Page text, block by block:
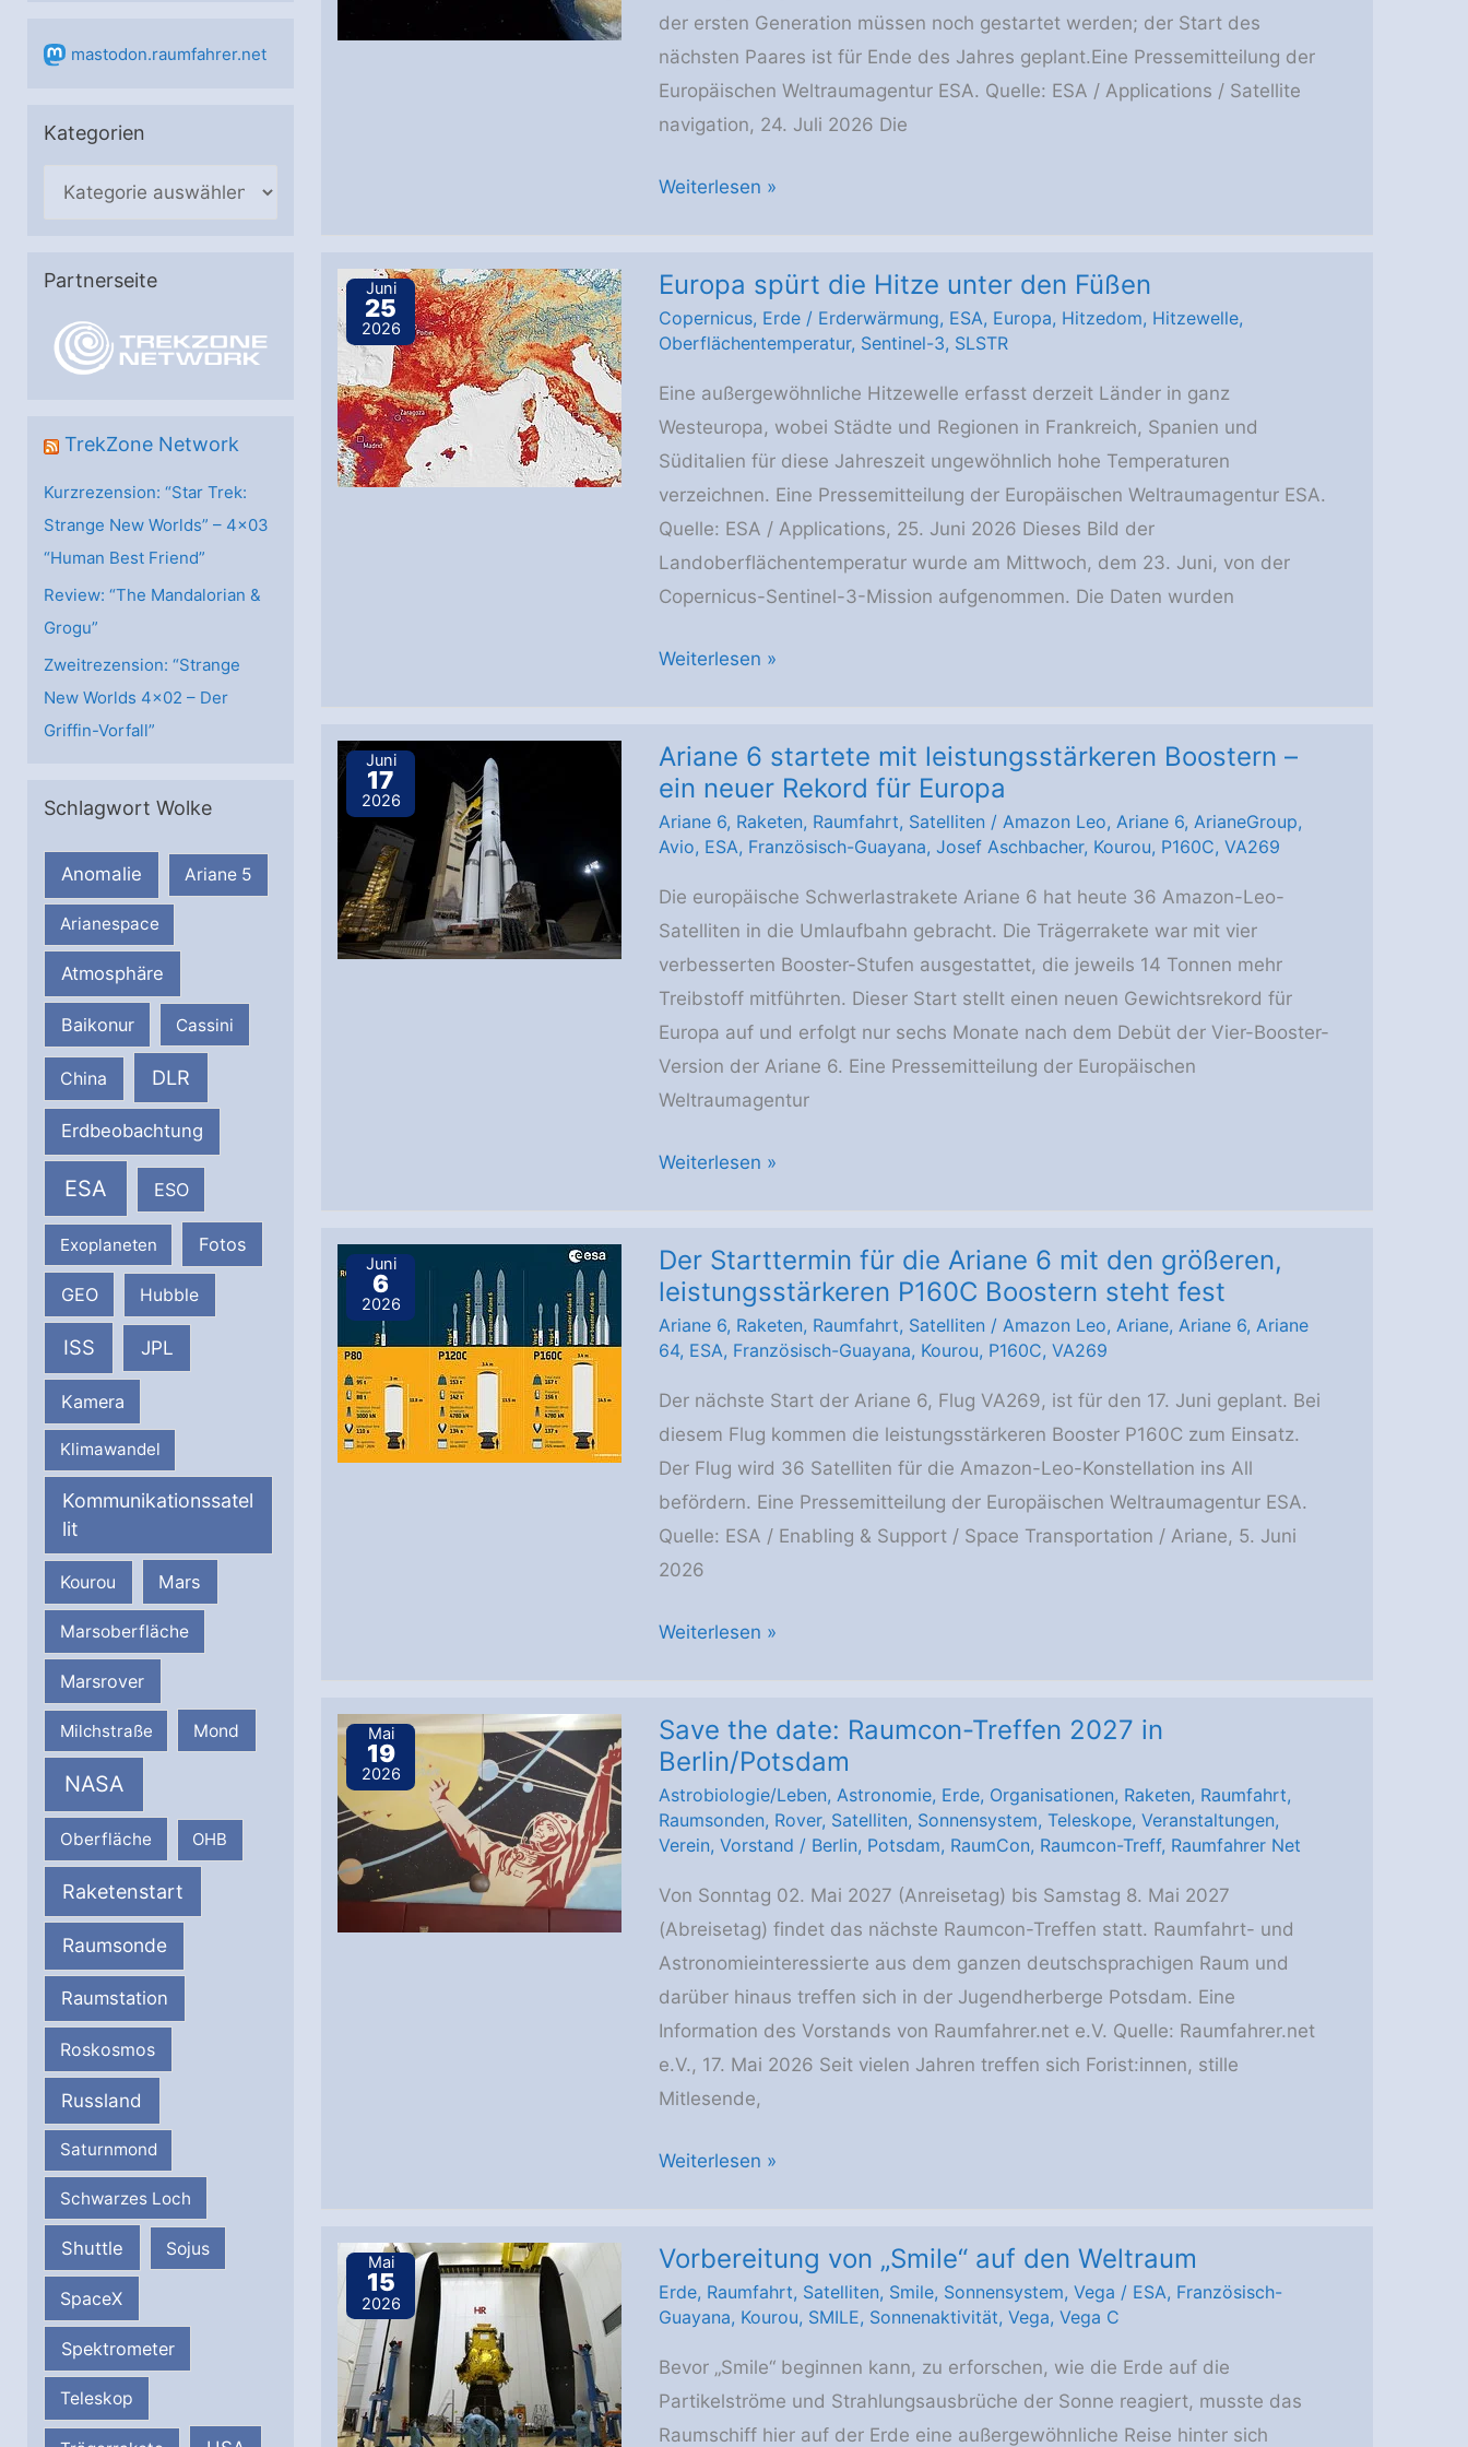
mastodon.raumfahrer.net
Kategorien
e
e
Partnerseite
TrekZone Network
Kurzrezension: “Star Trek:
Strange New Worlds” – 4×03
“Human Best Friend”
Review: “The Mandalorian &
Grogu”
Zweitrezension: “Strange
New Worlds 4×02 – Der
Griffin-Vorfall”
Schlagwort Wolke
Anomalie Ariane 5
Arianespace
Atmosphäre
Baikonur Cassini
China DLR
Erdbeobachtung
ESA ESO
Exoplaneten Fotos
GEO Hubble
ISS JPL
Kamera
Klimawandel
Kommunikationssatel
lit
Kourou Mars
Marsoberfläche
Marsrover
Milchstraße Mond
NASA
Oberfläche OHB
Raketenstart
Raumsonde
Raumstation
Roskosmos
Russland
Saturnmond
Schwarzes Loch
Shuttle Sojus
SpaceX
Spektrometer
Teleskop
der ersten Generation müssen noch gestartet werden; der Start des
nächsten Paares ist für Ende des Jahres geplant.Eine Pressemitteilung der
Europäischen Weltraumagentur ESA. Quelle: ESA / Applications / Satellite
navigation, 24. Juli 2026 Die
Zwei
Satelliten
nehmen
den
Betrieb
auf
Weiterlesen »
Juni
25
2026
Europa spürt die Hitze unter den Füßen
Copernicus, Erde/ Erderwärmung, ESA, Europa, Hitzedom, Hitzewelle,
Oberflächentemperatur, Sentinel-3, SLSTR
Eine außergewöhnliche Hitzewelle erfasst derzeit Länder in ganz
Westeuropa, wobei Städte und Regionen in Frankreich, Spanien und
Süditalien für diese Jahreszeit ungewöhnlich hohe Temperaturen
verzeichnen. Eine Pressemitteilung der Europäischen Weltraumagentur ESA.
Quelle: ESA / Applications, 25. Juni 2026 Dieses Bild der
Landoberflächentemperatur wurde am Mittwoch, dem 23. Juni, von der
Copernicus-Sentinel-3-Mission aufgenommen. Die Daten wurden
Europa
Hitze
unter
den
Füßen
Weiterlesen »
Juni
17
2026
Ariane 6 startete mit leistungsstärkeren Boostern –
ein neuer Rekord für Europa
Ariane 6, Raketen, Raumfahrt, Satelliten / Amazon Leo, Ariane 6, ArianeGroup,
Avio, ESA, Französisch-Guayana, Josef Aschbacher, Kourou, P160C, VA269
Die europäische Schwerlastrakete Ariane 6 hat heute 36 Amazon-Leo-
Satelliten in die Umlaufbahn gebracht. Die Trägerrakete war mit vier
verbesserten Booster-Stufen ausgestattet, die jeweils 14 Tonnen mehr
Treibstoff mitführten. Dieser Start stellt einen neuen Gewichtsrekord für
Europa auf und erfolgt nur sechs Monate nach dem Debüt der Vier-Booster-
Version der Ariane 6. Eine Pressemitteilung der Europäischen
Weltraumagentur
Ariane
mit
leistungsstärkeren
Boostern
–
ein
neuer
Rekord
für
Europa
Weiterlesen »
Juni
6
2026
Der Starttermin für die Ariane 6 mit den größeren,
leistungsstärkeren P160C Boostern steht fest
Ariane 6, Raketen, Raumfahrt, Satelliten / Amazon Leo, Ariane, Ariane 6, Ariane
64, ESA, Französisch-Guayana, Kourou, P160C, VA269
Der nächste Start der Ariane 6, Flug VA269, ist für den 17. Juni geplant. Bei
diesem Flug kommen die leistungsstärkeren Booster P160C zum Einsatz.
Der Flug wird 36 Satelliten für die Amazon-Leo-Konstellation ins All
befördern. Eine Pressemitteilung der Europäischen Weltraumagentur ESA.
Quelle: ESA / Enabling & Support / Space Transportation / Ariane, 5. Juni
2026
Der
die
Ariane
6
mit
größeren,
leistungsstärkeren
P160C
Boostern
steht
fest
Weiterlesen »
Mai
19
2026
Save the date: Raumcon-Treffen 2027 in
Berlin/Potsdam
Astrobiologie/Leben, Astronomie, Erde, Organisationen, Raketen, Raumfahrt,
Raumsonden, Rover, Satelliten, Sonnensystem, Teleskope, Veranstaltungen,
Verein, Vorstand / Berlin, Potsdam, RaumCon, Raumcon-Treff, Raumfahrer Net
Von Sonntag 02. Mai 2027 (Anreisetag) bis Samstag 8. Mai 2027
(Abreisetag) findet das nächste Raumcon-Treffen statt. Raumfahrt- und
Astronomieinteressierte aus dem ganzen deutschsprachigen Raum und
darüber hinaus treffen sich in der Jugendherberge Potsdam. Eine
Information des Vorstands von Raumfahrer.net e.V. Quelle: Raumfahrer.net
e.V., 17. Mai 2026 Seit vielen Jahren treffen sich Forist:innen, stille
Mitlesende,
Save
Raumcon-
Treffen
2027
in
Berlin/Potsdam
Weiterlesen »
Mai
15
2026
Vorbereitung von „Smile“ auf den Weltraum
Erde, Raumfahrt, Satelliten, Smile, Sonnensystem, Vega / ESA, Französisch-
Guayana, Kourou, SMILE, Sonnenaktivität, Vega, Vega C
Bevor „Smile“ beginnen kann, zu erforschen, wie die Erde auf die
Partikelströme und Strahlungsausbrüche der Sonne reagiert, musste das
Raumschiff hier auf der Erde eine außergewöhnliche Reise hinter sich